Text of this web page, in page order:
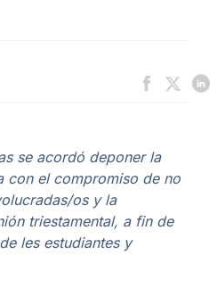
se acordó deponer la
con el compromiso de no
os y la
triestamental, a fin de
les estudiantes y